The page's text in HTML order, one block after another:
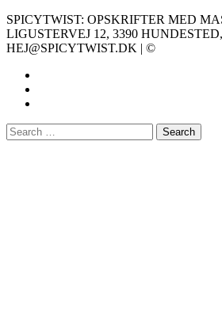
SPICYTWIST: OPSKRIFTER MED
LIGUSTERVEJ 12, 3390 HUNDESTED,
HEJ@SPICYTWIST.DK | ©